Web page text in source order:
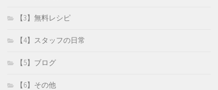
【3】無料レシピ
【4】スタッフの日常
【5】ブログ
【6】その他